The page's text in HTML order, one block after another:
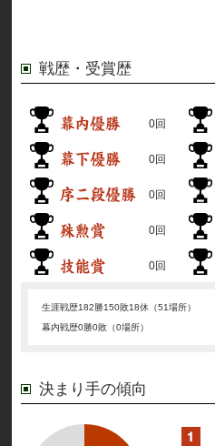
戦歴・受賞歴
0回
0回
0回
0回
0回
生涯戦歴182勝150敗18休（51場所）
幕内戦歴0勝0敗（0場所）
決まり手の傾向